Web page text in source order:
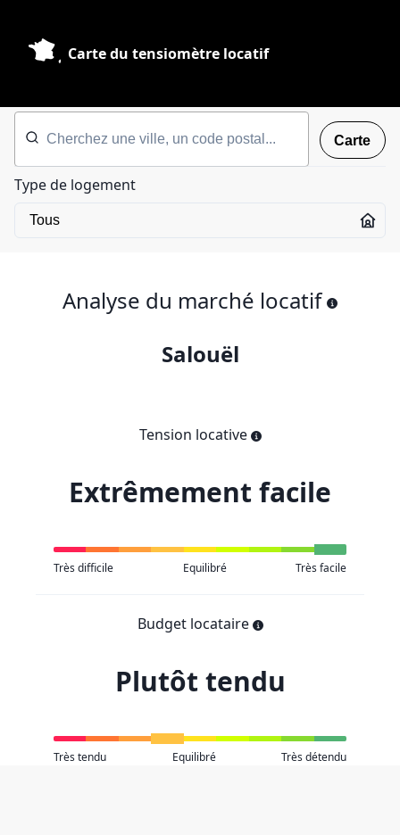
Carte du tensiomètre locatif
Carte
Type de logement
Analyse du marché locatif
Salouël
Tension locative
Extrêmement facile
Très difficile Equilibré Très facile
Budget locataire
Plutôt tendu
Très tendu Equilibré Très détendu